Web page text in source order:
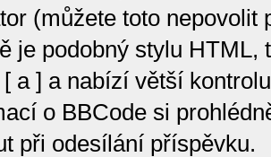
(můžete toto
je podobný stylu HTML,
a ] a nabízí větší
o BBCode si
při odesílání příspěvku.